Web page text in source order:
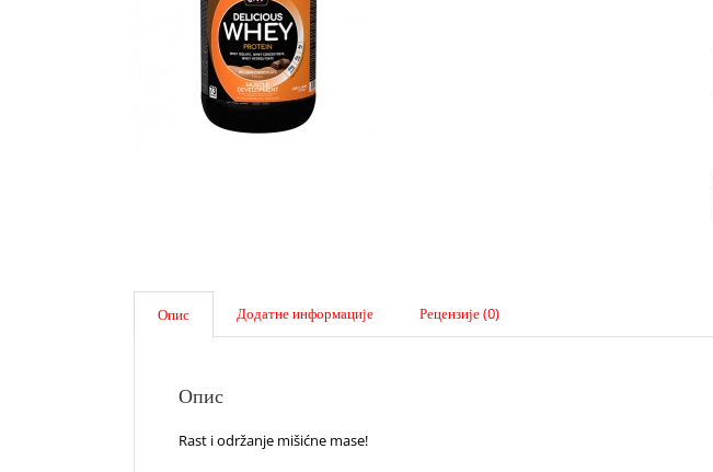
Опис Додатне информације Рецензије (0)
Опис
Rast i održanje mišićne mase!